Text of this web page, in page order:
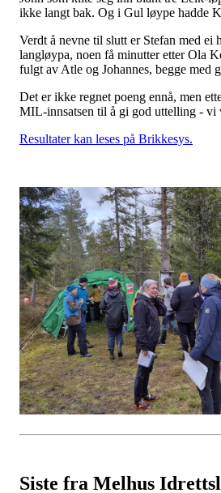
ikke langt bak. Og i Gul løype hadde
Verdt å nevne til slutt er Stefan med ei
langløypa, noen få minutter etter Ola
fulgt av Atle og Johannes, begge med
Det er ikke regnet poeng ennå, men
MIL-innsatsen til å gi god uttelling - vi
Resultater kan leses på Brikkesys.
Siste fra Melhus